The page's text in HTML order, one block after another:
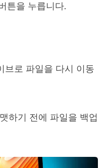
튼을 누릅니다.
브로 파일을 다시 이동
하기 전에 파일을 백업